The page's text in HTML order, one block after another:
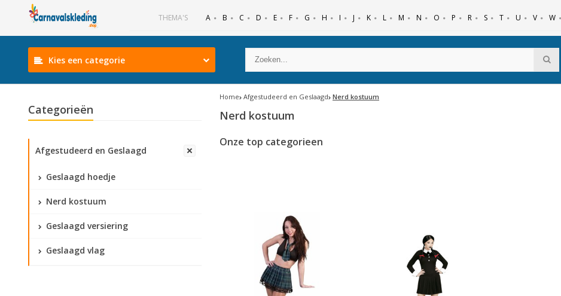
THEMA'S A B C D E F G H I J K L M N O P R S T U V W
Kies een categorie
Categorieën
Afgestudeerd en Geslaagd
Geslaagd hoedje
Nerd kostuum
Geslaagd versiering
Geslaagd vlag
Home Afgestudeerd en Geslaagd Nerd kostuum
Nerd kostuum
Onze top categorieen